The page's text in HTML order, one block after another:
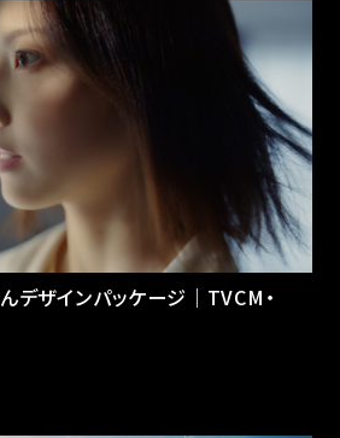
デザインパッケージ｜TVCM・